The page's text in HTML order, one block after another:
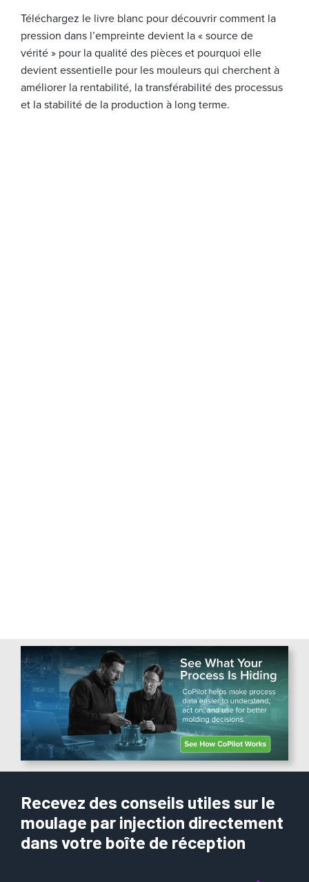
Téléchargez le livre blanc pour découvrir comment la
pression dans l’empreinte devient la « source de
vérité » pour la qualité des pièces et pourquoi elle
devient essentielle pour les mouleurs qui cherchent à
améliorer la rentabilité, la transférabilité des processus
et la stabilité de la production à long terme.
Recevez des conseils utiles sur le
moulage par injection directement
dans votre boîte de réception